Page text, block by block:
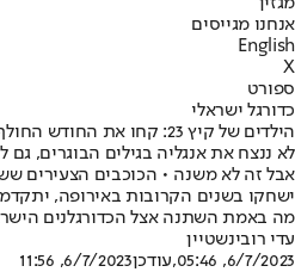
אנחנו מגייסים
English
X
ספורט
כדורגל ישראלי
הילדים של קיץ 23: קחו את החודש החולף בכדורגל הישראלי ותשמרו אותו
לא ננצח את אנגליה בגילים הבוגרים,
אבל זה לא משנה • הכוכבים הצעירים
ישחקו בשנים הקרובות באירופה,
מה באמת השתנה אצל הכדורגלנים
עדי רובינשטיין
6/7/2023, 05:46
,עודכן6/7/2023, 11:56